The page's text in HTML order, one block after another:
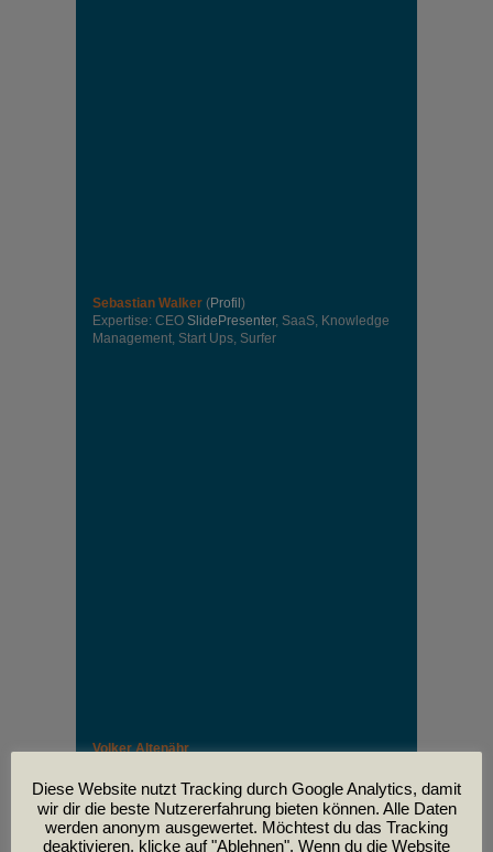
Sebastian Walker (Profil )
Expertise: CEO SlidePresenter, SaaS, Knowledge
Management, Start Ups, Surfer
Volker Altenähr
leider am
30. April im Alter von 81 Jahren verstorben.
Diese Website nutzt Tracking durch Google Analytics, damit
wir dir die beste Nutzererfahrung bieten können. Alle Daten
werden anonym ausgewertet. Möchtest du das Tracking
deaktivieren, klicke auf "Ablehnen". Wenn du die Website